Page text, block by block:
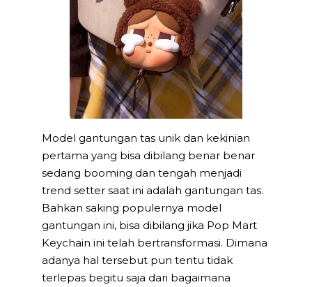
Model gantungan tas unik dan kekinian
pertama yang bisa dibilang benar benar
sedang booming dan tengah menjadi
trend setter saat ini adalah gantungan tas.
Bahkan saking populernya model
gantungan ini, bisa dibilang jika Pop Mart
Keychain ini telah bertransformasi. Dimana
adanya hal tersebut pun tentu tidak
terlepas begitu saja dari bagaimana